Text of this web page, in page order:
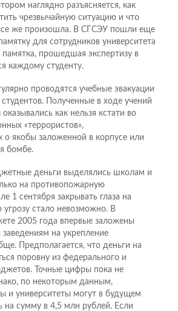
наглядно разъясняется, как
чрезвычайную ситуацию и что
же произошла. В СГСЭУ пошли еще
для сотрудников университета
памятка, прошедшая экспертизу в
каждому студенту.
проводятся учебные эвакуации
Полученные в ходе учений
как нельзя кстати во
«террористов»,
якобы заложенной в корпусе или
бомбе.
деньги выделялись школам и
на противопожарную
1 сентября закрывать глаза на
угрозу стало невозможно. В
2005 года впервые заложены
на укрепление
Предполагается, что деньги на
поровну из федерального и
Точные цифры пока не
по некоторым данным,
и университеты могут в будущем
на сумму в 4,5 млн рублей. Если